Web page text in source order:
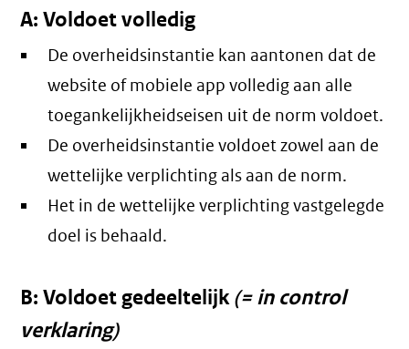
A: Voldoet volledig
De overheidsinstantie kan aantonen dat de
website of mobiele app volledig aan alle
toegankelijkheidseisen uit de norm voldoet.
De overheidsinstantie voldoet zowel aan de
wettelijke verplichting als aan de norm.
Het in de wettelijke verplichting vastgelegde
doel is behaald.
B: Voldoet gedeeltelijk(= in control
verklaring)